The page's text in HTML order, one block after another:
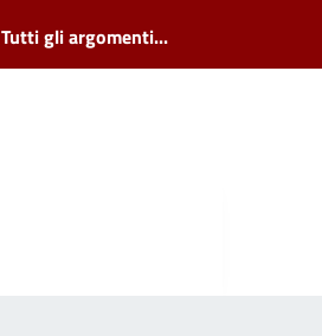
Tutti gli argomenti...